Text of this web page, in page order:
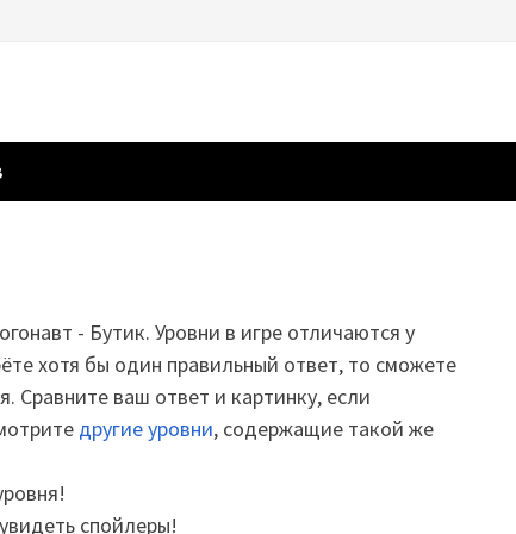
- Бутик. Уровни в игре отличаются у
хотя бы один правильный ответ, то сможете
Сравните ваш ответ и картинку, если
другие уровни, содержащие такой же
спойлеры!